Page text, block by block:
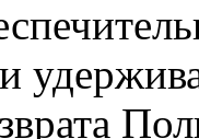
и